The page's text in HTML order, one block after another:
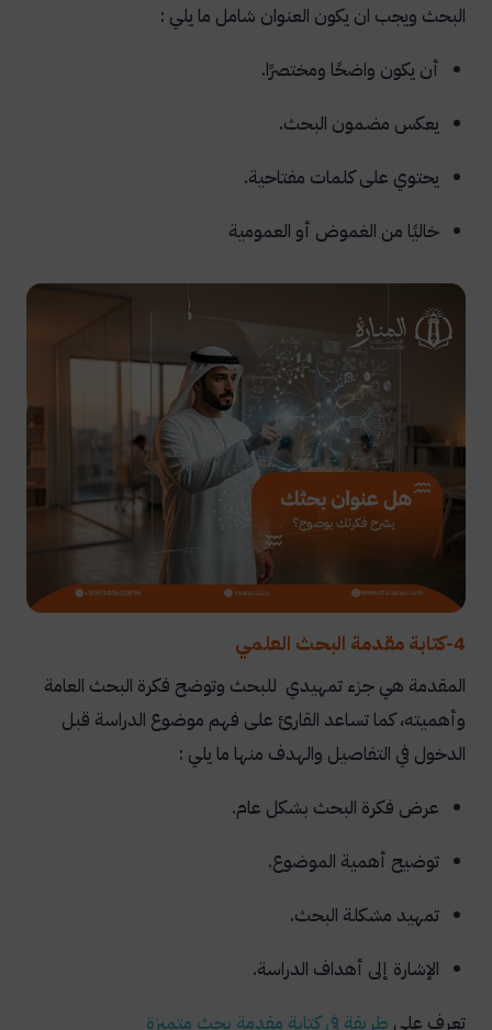
البحث ويجب ان يكون العنوان شامل ما يلي :
أن يكون واضحًا ومختصرًا.
يعكس مضمون البحث.
يحتوي على كلمات مفتاحية.
خاليًا من الغموض أو العمومية
4-كتابة مقدمة البحث العلمي
المقدمة هي جزء تمهيدي للبحث وتوضح فكرة البحث العامة
وأهميته، كما تساعد القارئ على فهم موضوع الدراسة قبل
الدخول في التفاصيل والهدف منها ما يلي :
عرض فكرة البحث بشكل عام.
توضيح أهمية الموضوع.
تمهيد مشكلة البحث.
الإشارة إلى أهداف الدراسة.
تعرف على طريقة في كتابة مقدمة بحث متميزة